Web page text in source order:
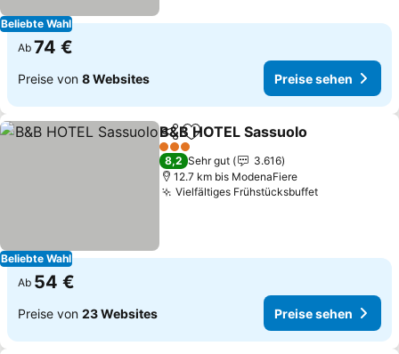
Beliebte Wahl
Ab 74 €
Preise von 8 Websites Preise sehen
Beliebte Wahl
TeilenZu Favoriten hinzufügen
B&B HOTEL Sassuolo
3 Sterne
8,2 Sehr gut
3.616
12.7 km bis ModenaFiere
Vielfältiges FrühstücksbuffetPreise
Ab 54 €
Preise von 23 Websites Preise sehen